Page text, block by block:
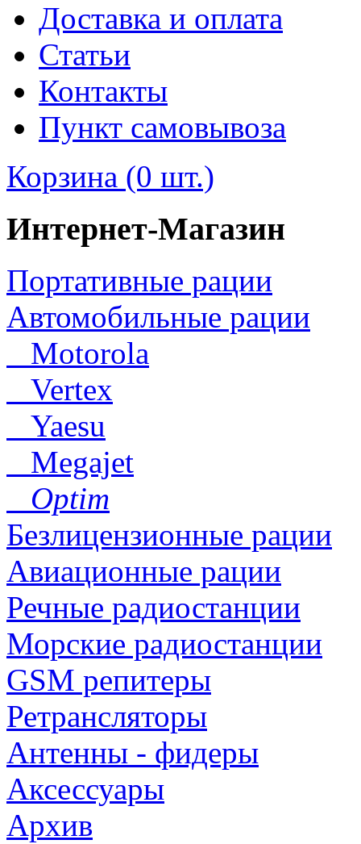
Доставка и оплата
Статьи
Контакты
Пункт самовывоза
Корзина (0 шт.)
Интернет-Магазин
Портативные рации
Автомобильные рации
Motorola
Vertex
Yaesu
Megajet
Optim
Безлицензионные рации
Авиационные рации
Речные радиостанции
Морские радиостанции
GSM репитеры
Ретрансляторы
Антенны - фидеры
Аксессуары
Архив